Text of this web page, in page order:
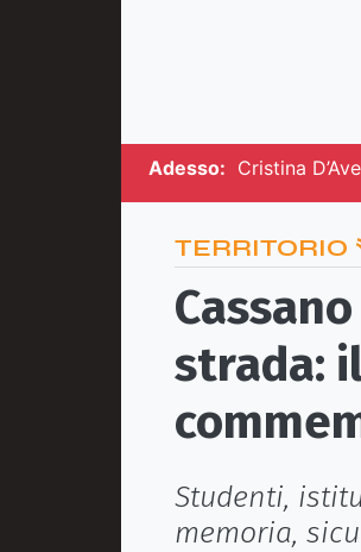
Adesso: Cristina
TERRITORIO
strada:
Studenti,
memoria,